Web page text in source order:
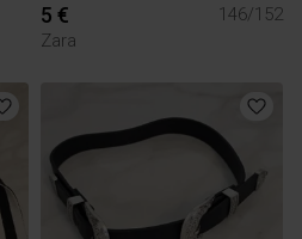
5 €
146/152
Zara